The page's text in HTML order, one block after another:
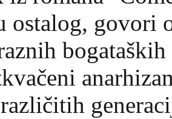
ostalog,